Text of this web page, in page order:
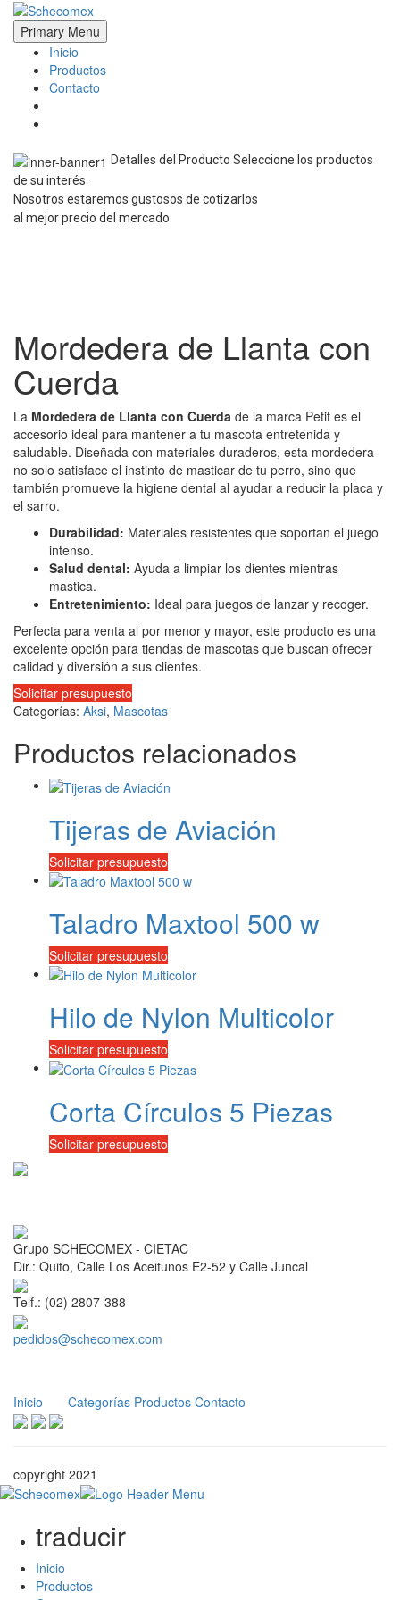
Skip
content
Schecomex
Herramientas, materiales y acabados para la construcción
Primary Menu
Inicio
Productos
Contacto
Detalles del Producto Seleccione los productos
de su interés.
Nosotros estaremos gustosos de cotizarlos
al mejor precio del mercado
Mordedera de Llanta con
Cuerda
La Mordedera de Llanta con Cuerda de la marca Petit es el
accesorio ideal para mantener a tu mascota entretenida y
saludable. Diseñada con materiales duraderos, esta mordedera
no solo satisface el instinto de masticar de tu perro, sino que
también promueve la higiene dental al ayudar a reducir la placa y
el sarro.
Durabilidad: Materiales resistentes que soportan el juego
intenso.
Salud dental: Ayuda a limpiar los dientes mientras
mastica.
Entretenimiento: Ideal para juegos de lanzar y recoger.
Perfecta para venta al por menor y mayor, este producto es una
excelente opción para tiendas de mascotas que buscan ofrecer
calidad y diversión a sus clientes.
Solicitar presupuesto
Categorías: Aksi, Mascotas
Productos relacionados
Tijeras de Aviación
Solicitar presupuesto
Taladro Maxtool 500 w
Solicitar presupuesto
Hilo de Nylon Multicolor
Solicitar presupuesto
Corta Círculos 5 Piezas
Solicitar presupuesto
Grupo SCHECOMEX - CIETAC
Dir.: Quito, Calle Los Aceitunos E2-52 y Calle Juncal
Telf.: (02) 2807-388
pedidos@schecomex.com
Inicio Categorías Productos Contacto
copyright 2021
traducir
Inicio
Productos